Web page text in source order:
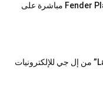
سامسونج تقدم منصة Fender Play مباشرة على